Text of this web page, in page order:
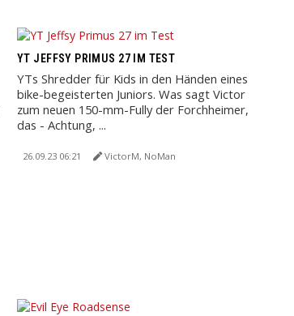
YT JEFFSY PRIMUS 27 IM TEST
YTs Shredder für Kids in den Händen eines
bike-begeisterten Juniors. Was sagt Victor
zum neuen 150-mm-Fully der Forchheimer,
das - Achtung, ...
26.09.23 06:21 VictorM, NoMan